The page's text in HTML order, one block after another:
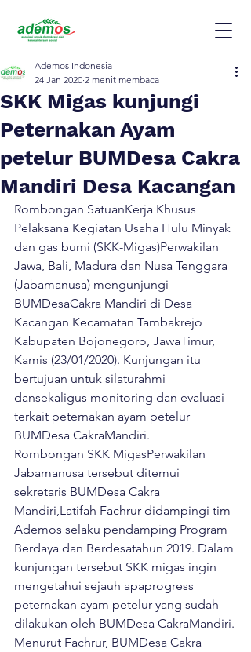
SKK Migas kunjungi
Peternakan Ayam
petelur BUMDesa Cakra
Mandiri Desa Kacangan
Ademos Indonesia
24 Jan 2020 2 menit membaca
Rombongan SatuanKerja Khusus
Pelaksana Kegiatan Usaha Hulu Minyak
dan gas bumi (SKK-Migas)Perwakilan
Jawa, Bali, Madura dan Nusa Tenggara
(Jabamanusa) mengunjungi
BUMDesaCakra Mandiri di Desa
Kacangan Kecamatan Tambakrejo
Kabupaten Bojonegoro, JawaTimur,
Kamis (23/01/2020). Kunjungan itu
bertujuan untuk silaturahmi
dansekaligus monitoring dan evaluasi
terkait peternakan ayam petelur
BUMDesa CakraMandiri.
Rombongan SKK MigasPerwakilan
Jabamanusa tersebut ditemui
sekretaris BUMDesa Cakra
Mandiri,Latifah Fachrur didampingi tim
Ademos selaku pendamping Program
Berdaya dan Berdesatahun 2019. Dalam
kunjungan tersebut SKK migas ingin
mengetahui sejauh apaprogress
peternakan ayam petelur yang sudah
dilakukan oleh BUMDesa CakraMandiri.
Menurut Fachrur, BUMDesa Cakra